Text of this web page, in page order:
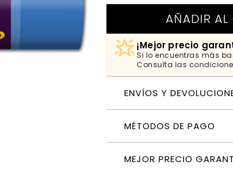
AÑADIR AL
¡Mejor precio
Si lo encuentras más
Consulta las
ENVÍOS Y
MÉTODOS DE PAGO
MEJOR PRECIO